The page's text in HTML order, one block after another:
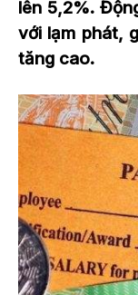
lên 5,2%.
với lạm phát,
tăng cao.